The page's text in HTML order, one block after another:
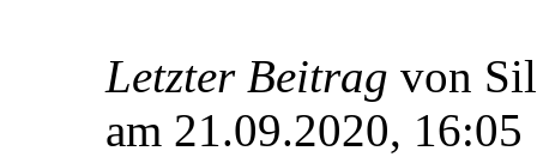
Letzter Beitrag von
am 21.09.2020, 16:05